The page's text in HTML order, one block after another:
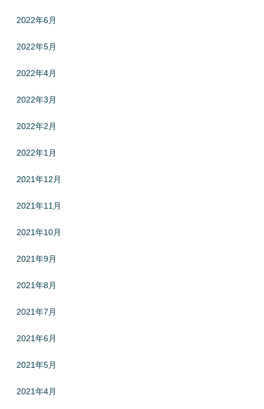
2022年6月
2022年5月
2022年4月
2022年3月
2022年2月
2022年1月
2021年12月
2021年11月
2021年10月
2021年9月
2021年8月
2021年7月
2021年6月
2021年5月
2021年4月